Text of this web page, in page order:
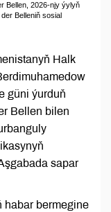
Bellen, 2026-njy ýylyň
Belleniň sosial
Halk
güni ýurduň
Bellen bilen
sapar
habar bermegine